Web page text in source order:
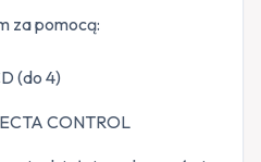
za pomocą:
(do 4)
CONTROL